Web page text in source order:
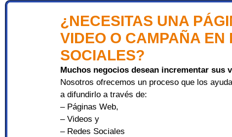
¿NECESITAS UNA
VIDEO O CAMPAÑA EN
SOCIALES?
Muchos negocios desean incrementar sus
Nosotros ofrecemos un proceso que los
a difundirlo a través de:
– Páginas Web,
– Videos y
– Redes Sociales